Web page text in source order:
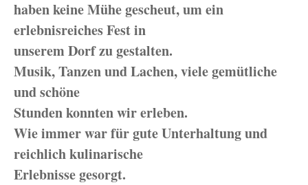
haben keine Mühe gescheut, um ein
erlebnisreiches Fest in
unserem Dorf zu gestalten.
Musik, Tanzen und Lachen, viele gemütliche
und schöne
Stunden konnten wir erleben.
Wie immer war für gute Unterhaltung und
reichlich kulinarische
Erlebnisse gesorgt.